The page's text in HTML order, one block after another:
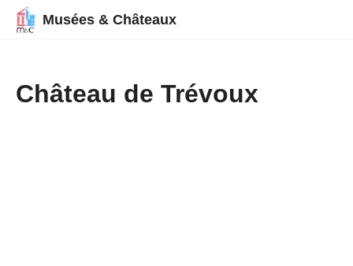
Musées & Châteaux
Château de Trévoux